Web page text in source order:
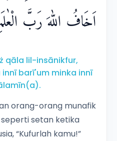
اَخَافُ اللّٰهَ رَبَّ
qāla lil-insānikfur,
barī'um minka innī
orang-orang munafik
setan ketika
“Kufurlah kamu!”